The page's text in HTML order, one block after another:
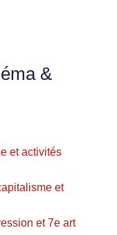
&
et activités
et
et 7e art